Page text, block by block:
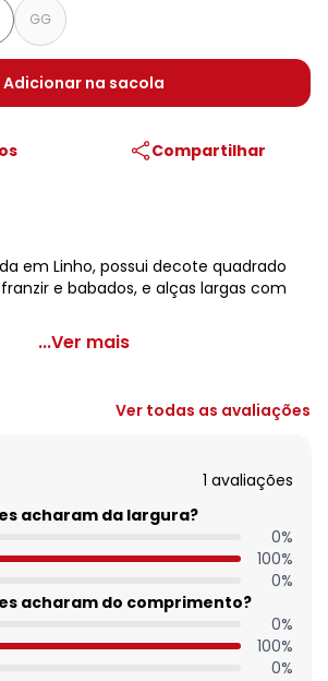
GG
Adicionar na sacola
Compartilhar
em Linho, possui decote quadrado
e babados, e alças largas com
Linho Alça Babado Decote Azul
8
do produto: LAVAR A
DE 40°C, PROIBIDO O ALVEJAMENTO,
PERCLORETILENO, SECAGEM
BAIXA, PASSAR A TEMPERATURA
30% linho
...Ver mais
Ver todas as avaliações
1 avaliações
acharam da largura?
0%
100%
0%
acharam do comprimento?
0%
100%
0%